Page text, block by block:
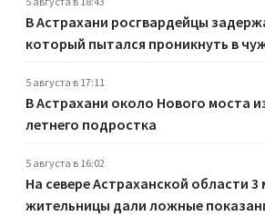
В Астрахани росгвардейцы
который пытался проникнуть в
5 августа в 17:11
В Астрахани около Нового моста
летнего подростка
5 августа в 16:02
На севере Астраханской области 3
жительницы дали ложные